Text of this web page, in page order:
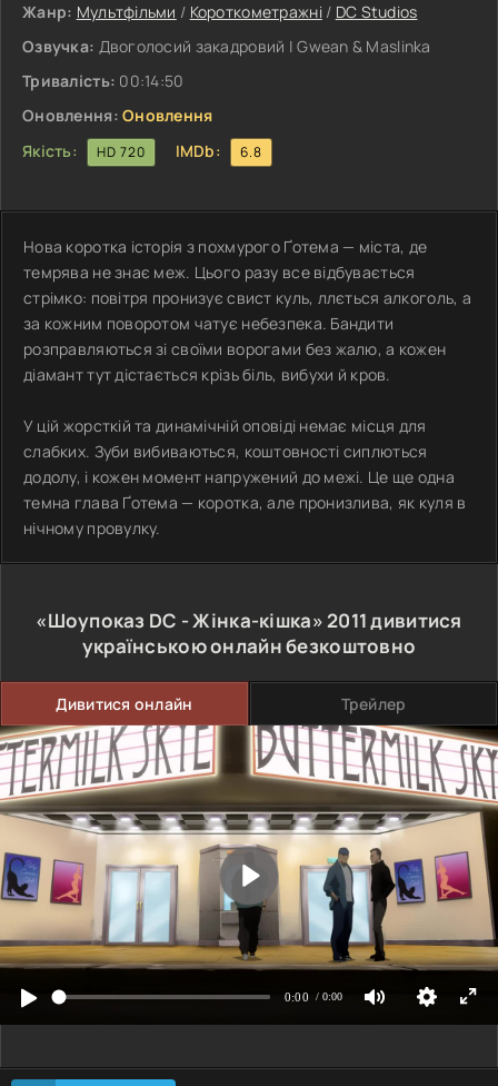
Жанр: Мультфільми / Короткометражні/ DC Studios
Озвучка: Двоголосий закадровий | Gwean & Maslinka
Тривалість: 00:14:50
Оновлення: Оновлення
Якість:
HD 720 IMDb: 6.8
Нова коротка історія з похмурого Ґотема — міста, де
темрява не знає меж. Цього разу все відбувається
стрімко: повітря пронизує свист куль, ллється алкоголь, а
за кожним поворотом чатує небезпека. Бандити
розправляються зі своїми ворогами без жалю, а кожен
діамант тут дістається крізь біль, вибухи й кров.
У цій жорсткій та динамічній оповіді немає місця для
слабких. Зуби вибиваються, коштовності сиплються
додолу, і кожен момент напружений до межі. Це ще одна
темна глава Ґотема — коротка, але пронизлива, як куля в
нічному провулку.
«Шоупоказ DC - Жінка-кішка»2011дивитися
українською онлайн безкоштовно
Дивитися онлайн Трейлер